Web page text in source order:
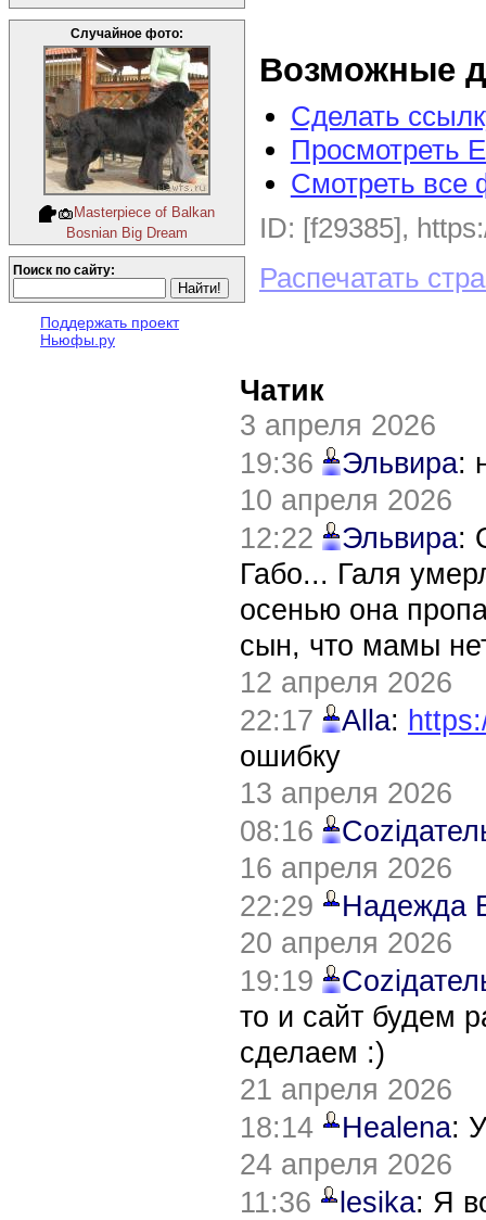
Случайное фото:
Masterpiece of Balkan
Bosnian Big Dream
Поиск по сайту:
Поддержать проект
Ньюфы.ру
Возможные
Сделать
Просмотреть
Смотреть все
ID: [f29385],
Распечатать
Чатик
3 апреля 2026
19:36
Эльвира:
10 апреля 2026
12:22
Эльвира:
Габо... Галя
осенью она
сын, что мамы
12 апреля 2026
22:17
Alla:
ошибку
13 апреля 2026
08:16
16 апреля 2026
22:29
Надежда
20 апреля 2026
19:19
то и сайт будем
сделаем :)
21 апреля 2026
18:14
Healena:
24 апреля 2026
11:36
lesika: Я